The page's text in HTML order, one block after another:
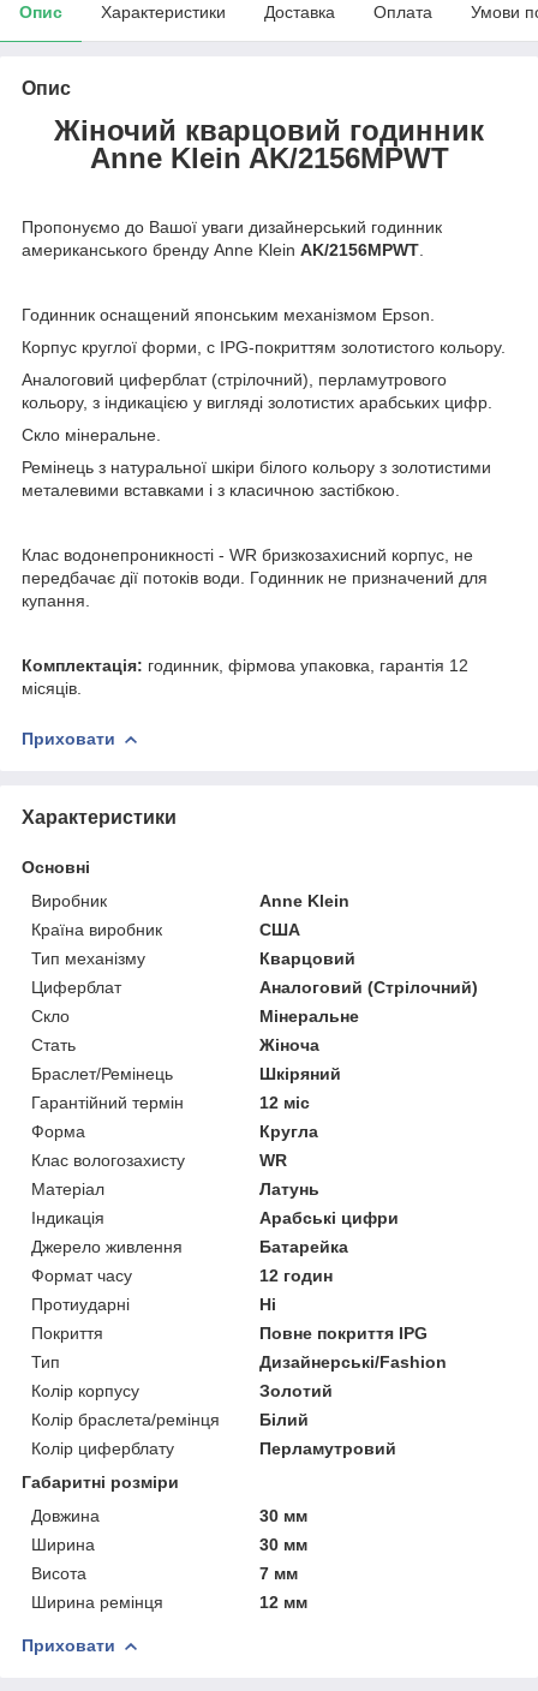
Опис Характеристики Доставка Оплата Умови
Опис
Жіночий кварцовий годинник
Anne Klein AK/2156MPWT
Пропонуємо до Вашої уваги дизайнерський годинник
американського бренду Anne Klein AK/2156MPWT
Годинник оснащений японським механізмом Epson.
Корпус круглої форми, c IPG-покриттям золотистого кольору.
Аналоговий циферблат (стрілочний), перламутрового
кольору, з індикацією у вигляді золотистих арабських цифр.
Скло мінеральне.
Ремінець з натуральної шкіри білого кольору з золотистими
металевими вставками і з класичною застібкою.
Клас водонепроникності - WR бризкозахисний корпус, не
передбачає дії потоків води. Годинник не призначений для
купання.
Комплектація: годинник, фірмова упаковка, гарантія 12
місяців.
Приховати
Характеристики
Основні
Виробник
Anne Klein
Країна виробник
США
Тип механізму
Кварцовий
Циферблат
Аналоговий (Стрілочний)
Скло
Мінеральне
Стать
Жіноча
Браслет/Ремінець
Шкіряний
Гарантійний термін
12 міс
Форма
Кругла
Клас вологозахисту
WR
Матеріал
Латунь
Індикація
Арабські цифри
Джерело живлення
Батарейка
Формат часу
12 годин
Протиударні
Ні
Покриття
Повне покриття IPG
Тип
Дизайнерські/Fashion
Колір корпусу
Золотий
Колір браслета/ремінця
Білий
Колір циферблату
Перламутровий
Габаритні розміри
Довжина
30 мм
Ширина
30 мм
Висота
7 мм
Ширина ремінця
12 мм
Приховати